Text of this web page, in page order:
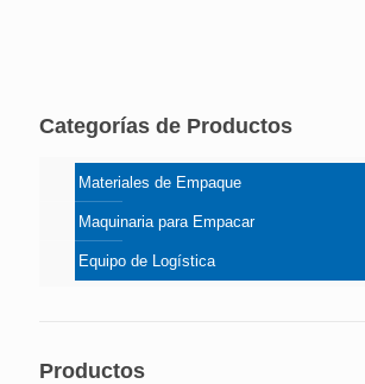
Categorías de Productos
Materiales de Empaque
Maquinaria para Empacar
Equipo de Logística
Productos